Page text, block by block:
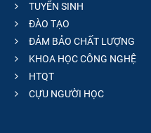
TUYỂN SINH
ĐÀO TẠO
ĐẢM BẢO CHẤT LƯỢNG
KHOA HỌC CÔNG NGHỆ
HTQT
CỰU NGƯỜI HỌC